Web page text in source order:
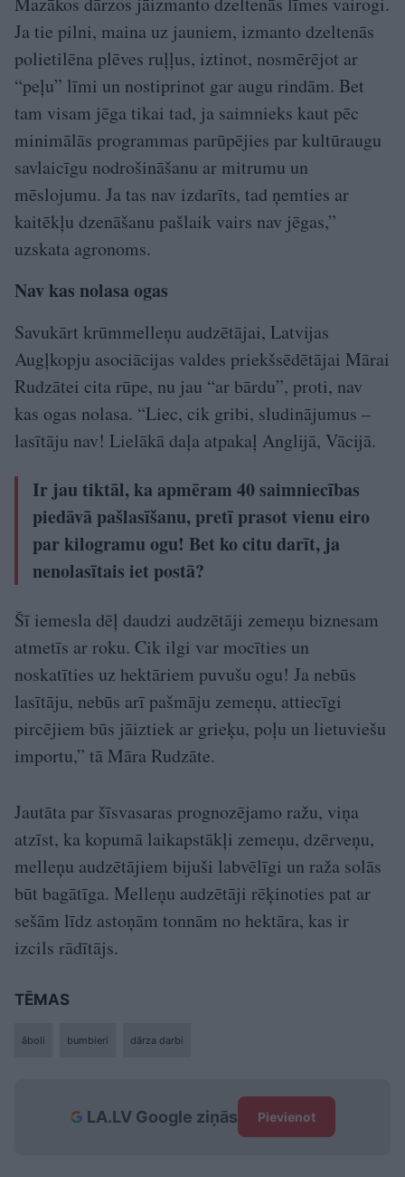
Ja tie pilni, maina uz jauniem, izmanto dzeltenās
polietilēna plēves ruļļus, iztinot, nosmērējot ar
“peļu” līmi un nostiprinot gar augu rindām. Bet
tam visam jēga tikai tad, ja saimnieks kaut pēc
minimālās programmas parūpējies par kultūraugu
savlaicīgu nodrošināšanu ar mitrumu un
mēslojumu. Ja tas nav izdarīts, tad ņemties ar
kaitēkļu dzenāšanu pašlaik vairs nav jēgas,”
uzskata agronoms.
Nav kas nolasa ogas
Savukārt krūmmelleņu audzētājai, Latvijas
Augļkopju asociācijas valdes priekšsēdētājai Mārai
Rudzātei cita rūpe, nu jau “ar bārdu”, proti, nav
kas ogas nolasa. “Liec, cik gribi, sludinājumus –
lasītāju nav! Lielākā daļa atpakaļ Anglijā, Vācijā.
Ir jau tiktāl, ka apmēram 40 saimniecības
piedāvā pašlasīšanu, pretī prasot vienu eiro
par kilogramu ogu! Bet ko citu darīt, ja
nenolasītais iet postā?
Šī iemesla dēļ daudzi audzētāji zemeņu biznesam
atmetīs ar roku. Cik ilgi var mocīties un
noskatīties uz hektāriem puvušu ogu! Ja nebūs
lasītāju, nebūs arī pašmāju zemeņu, attiecīgi
pircējiem būs jāiztiek ar grieķu, poļu un lietuviešu
importu,” tā Māra Rudzāte.
Jautāta par šīsvasaras prognozējamo ražu, viņa
atzīst, ka kopumā laikap­stākļi zemeņu, dzērveņu,
melleņu audzētājiem bijuši labvēlīgi un raža solās
būt bagātīga. Melleņu audzētāji rēķinoties pat ar
sešām līdz astoņām tonnām no hektāra, kas ir
izcils rādītājs.
TĒMAS
āboli bumbieri dārza darbi
LA.LV Google ziņās Pievienot